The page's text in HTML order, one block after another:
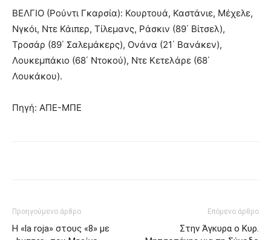
ΒΕΛΓΙΟ (Ρούντι Γκαρσία): Κουρτουά, Καστάνιε, Μέχελε,
Νγκόι, Ντε Κάιπερ, Τίλεμανς, Ράσκιν (89΄ Βίτσελ),
Τροσάρ (89΄ Σαλεμάκερς), Ονάνα (21΄ Βανάκεν),
Λουκεμπάκιο (68΄ Ντοκού), Ντε Κετελάρε (68΄
Λουκάκου).
Πηγή: ΑΠΕ-ΜΠΕ
Προηγούμενο άρθρο
Η «la roja» στους «8» με
Επόμενο άρθρο
Στην Άγκυρα ο Κυρ.